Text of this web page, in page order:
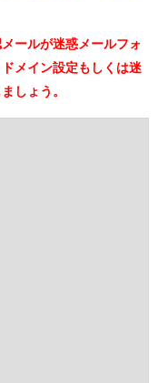
ールが迷惑メールフォ
メイン設定もしくは迷
しょう。